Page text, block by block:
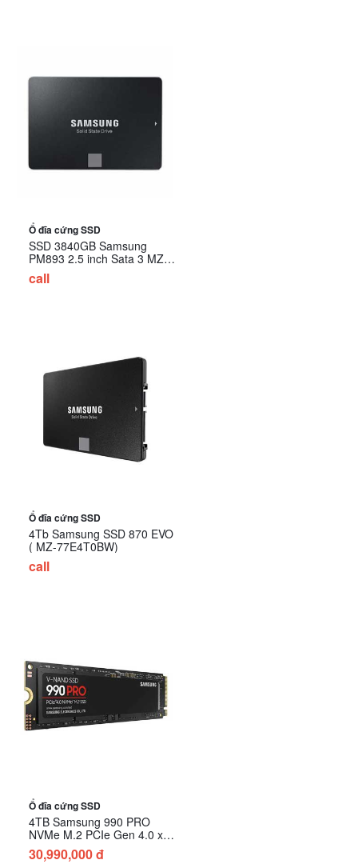
Ổ đĩa cứng SSD
SSD 3840GB Samsung
PM893 2.5 inch Sata 3 MZ-
7L33T800 (SSD Server)
call
Ổ đĩa cứng SSD
4Tb Samsung SSD 870 EVO
( MZ-77E4T0BW)
call
Ổ đĩa cứng SSD
4TB Samsung 990 PRO
NVMe M.2 PCIe Gen 4.0 x4
MZ-V9P4T0BW
30,990,000 đ